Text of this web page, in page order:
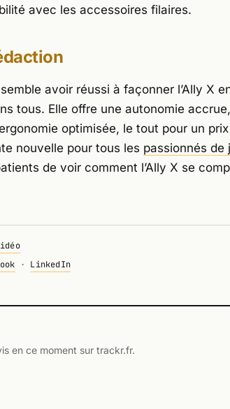
avec les accessoires filaires.
avoir réussi à façonner l’Ally X
tous. Elle offre une autonomie
optimisée, le tout pour un
nouvelle pour tous les passionnés de
de voir comment l’Ally X se
· LinkedIn
en ce moment sur trackr.fr.